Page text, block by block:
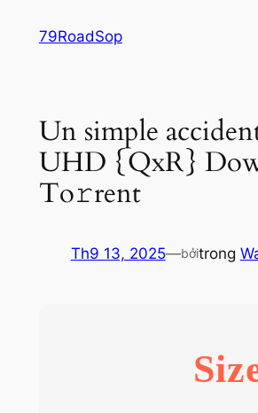
79RoadSop
Un simple
UHD {QxR}
To𝚛rent
Th9 13, 2025—bởitrong